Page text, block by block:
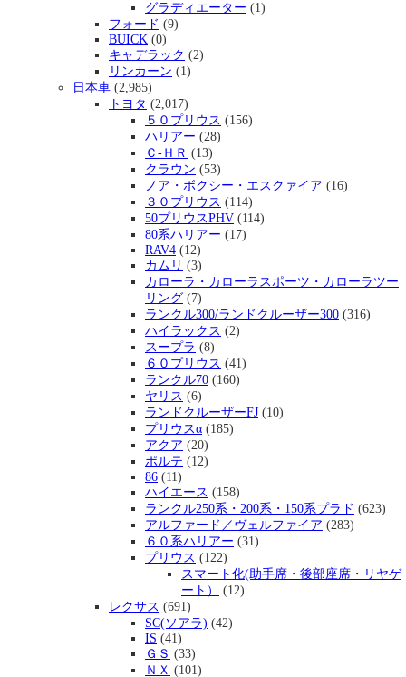
グラディエーター (1)
フォード (9)
BUICK (0)
キャデラック (2)
リンカーン (1)
日本車 (2,985)
トヨタ (2,017)
５０プリウス (156)
ハリアー (28)
Ｃ-ＨＲ (13)
クラウン (53)
ノア・ボクシー・エスクァイア (16)
３０プリウス (114)
50プリウスPHV (114)
80系ハリアー (17)
RAV4 (12)
カムリ (3)
カローラ・カローラスポーツ・カローラツー
リング (7)
ランクル300/ランドクルーザー300 (316)
ハイラックス (2)
スープラ (8)
６０プリウス (41)
ランクル70 (160)
ヤリス (6)
ランドクルーザーFJ (10)
プリウスα (185)
アクア (20)
ポルテ (12)
86 (11)
ハイエース (158)
ランクル250系・200系・150系プラド (623)
アルファード／ヴェルファイア (283)
６０系ハリアー (31)
プリウス (122)
スマート化(助手席・後部座席・リヤゲ
ート）
(12)
レクサス (691)
SC(ソアラ) (42)
IS (41)
ＧＳ (33)
ＮＸ (101)